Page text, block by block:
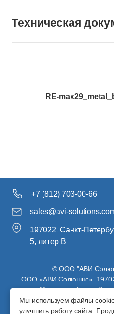
Техническая
RE-
+7 (812) 703-00-66
sales@avi-
197022, Санкт-
5, литер В
© ООО "АВИ
ООО «АВИ Солюшнс».
Медиков, д.5, лит. В,
ИНН 7813470830 / КПП
Мы используем файлы
улучшить работу сайта.